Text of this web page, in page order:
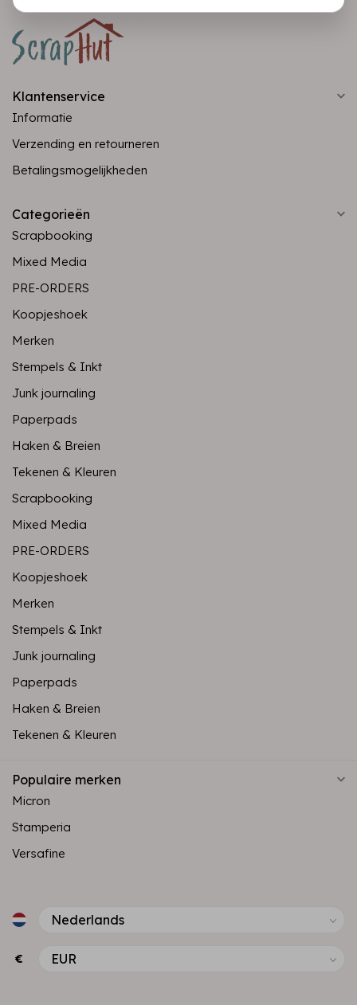
Klantenservice
Informatie
Verzending en retourneren
Betalingsmogelijkheden
Categorieën
Scrapbooking
Mixed Media
PRE-ORDERS
Koopjeshoek
Merken
Stempels & Inkt
Junk journaling
Paperpads
Haken & Breien
Tekenen & Kleuren
Scrapbooking
Mixed Media
PRE-ORDERS
Koopjeshoek
Merken
Stempels & Inkt
Junk journaling
Paperpads
Haken & Breien
Tekenen & Kleuren
Populaire merken
Micron
Stamperia
Versafine
€